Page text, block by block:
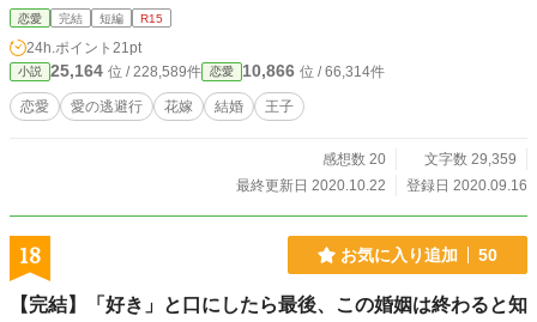
どうやら私を身代わりにする方向で話はまとまったみたいです。式の後はどうす
るんですか？親族の皆様・・・！？』の姉の話になりますが、前作を読まなくて
も話はわかるように書いていきます。
恋愛 完結 短編 R15
24h.ポイント 21pt
小説 25,164 位 / 228,589件 恋愛 10,866 位 / 66,314件
恋愛 愛の逃避行 花嫁 結婚 王子
感想数 20
文字数 29,359
最終更新日 2020.10.22
登録日 2020.09.16
18 お気に入り追加 50
【完結】「好き」と口にしたら最後、この婚姻は終わると知